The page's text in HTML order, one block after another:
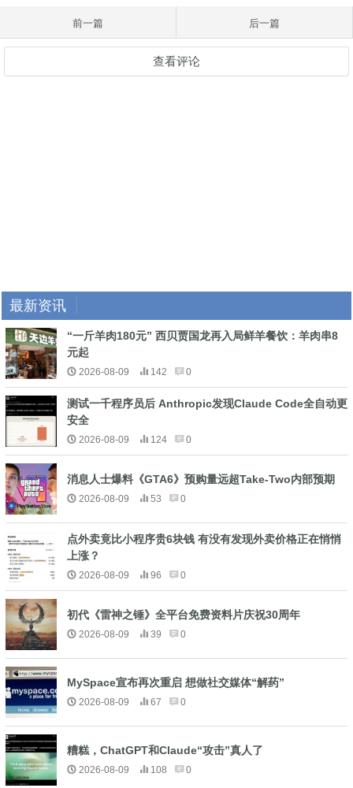
前一篇 后一篇
查看评论
最新资讯
“一斤羊肉180元” 西贝贾国龙再入局鲜羊餐饮：羊肉串8
元起
2026-08-09 142 0
测试一千程序员后 Anthropic发现Claude Code全自动更
安全
2026-08-09 124 0
消息人士爆料《GTA6》预购量远超Take-Two内部预期
2026-08-09 53 0
点外卖竟比小程序贵6块钱 有没有发现外卖价格正在悄悄
上涨？
2026-08-09 96 0
初代《雷神之锤》全平台免费资料片庆祝30周年
2026-08-09 39 0
MySpace宣布再次重启 想做社交媒体“解药”
2026-08-09 67 0
糟糕，ChatGPT和Claude“攻击”真人了
2026-08-09 108 0